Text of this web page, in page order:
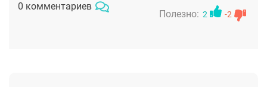
проходить операция и реабилитация. После
0 комментариев
Полезно: 2 -2